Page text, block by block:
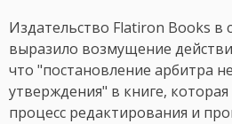
Издательство Flatiron Books в
выразило возмущение
что "постановление арбитра
утверждения" в книге,
процесс редактирования и